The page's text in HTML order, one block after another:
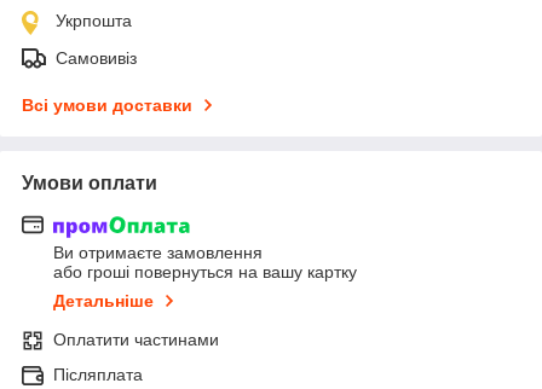
Укрпошта
Самовивіз
Всі умови доставки
Умови оплати
Ви отримаєте замовлення
або гроші повернуться на вашу картку
Детальніше
Оплатити частинами
Післяплата